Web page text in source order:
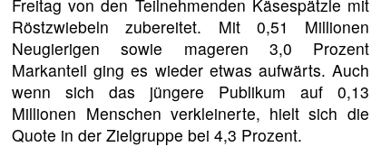
Freitag von den Teilnehmenden Käsespätzle mit
Röstzwiebeln zubereitet. Mit 0,51 Millionen
Neugierigen sowie mageren 3,0 Prozent
Markanteil ging es wieder etwas aufwärts. Auch
wenn sich das jüngere Publikum auf 0,13
Millionen Menschen verkleinerte, hielt sich die
Quote in der Zielgruppe bei 4,3 Prozent.